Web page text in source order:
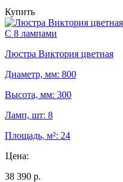
Купить
С 8 лампами
Люстра Виктория цветная
Диаметр, мм: 800
Высота, мм: 300
Ламп, шт: 8
Площадь, м²: 24
Цена:
38 390 р.